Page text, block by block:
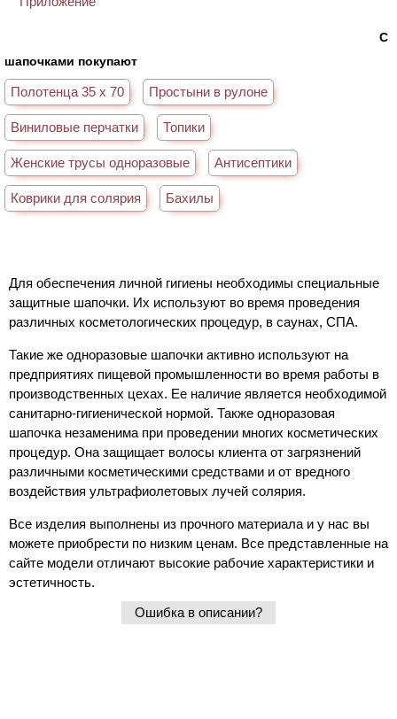
С
шапочками покупают
Полотенца 35 х 70 Простыни в рулоне
Виниловые перчатки Топики
Женские трусы одноразовые Антисептики
Коврики для солярия Бахилы
Для обеспечения личной гигиены необходимы специальные
защитные шапочки. Их используют во время проведения
различных косметологических процедур, в саунах, СПА.
Такие же одноразовые шапочки активно используют на
предприятиях пищевой промышленности во время работы в
производственных цехах. Ее наличие является необходимой
санитарно-гигиенической нормой. Также одноразовая
шапочка незаменима при проведении многих косметических
процедур. Она защищает волосы клиента от загрязнений
различными косметическими средствами и от вредного
воздействия ультрафиолетовых лучей солярия.
Все изделия выполнены из прочного материала и у нас вы
можете приобрести по низким ценам. Все представленные на
сайте модели отличают высокие рабочие характеристики и
эстетичность.
Ошибка в описании?